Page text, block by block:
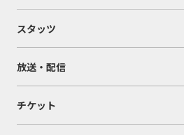
スタッツ
放送・配信
チケット